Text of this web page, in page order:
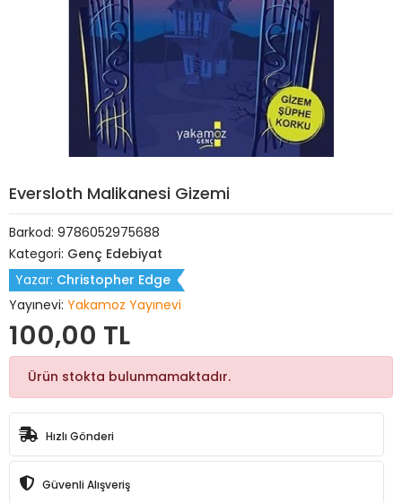
Eversloth Malikanesi Gizemi
Barkod: 9786052975688
Kategori: Genç Edebiyat
Yazar: Christopher Edge
Yayınevi: Yakamoz Yayınevi
100,00 TL
Ürün stokta bulunmamaktadır.
Hızlı Gönderi
Güvenli Alışveriş